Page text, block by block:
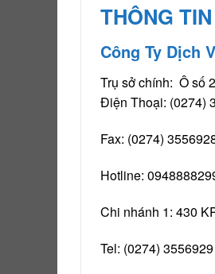
THÔNG
Công Ty Dịch
Trụ sở chính: Ô số
Điện Thoại: (0274)
Fax: (0274)
Hotline:
Chi nhánh 1: 430
Tel: (0274) 3556929